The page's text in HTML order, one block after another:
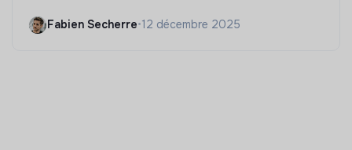
Fabien Secherre•12 décembre 2025